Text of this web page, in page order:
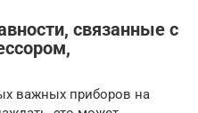
связанные с
важных приборов на